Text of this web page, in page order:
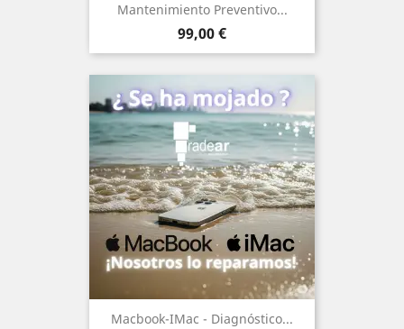
Mantenimiento Preventivo...
Precio
99,00 €
Macbook-IMac - Diagnóstico...